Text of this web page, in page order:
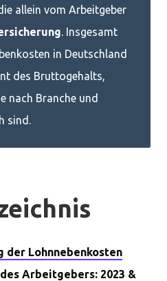
allein vom Arbeitgeber
. Insgesamt
in Deutschland
des Bruttogehalts,
nach Branche und
sind.
der Lohnnebenkosten
Arbeitgebers: 2023 &